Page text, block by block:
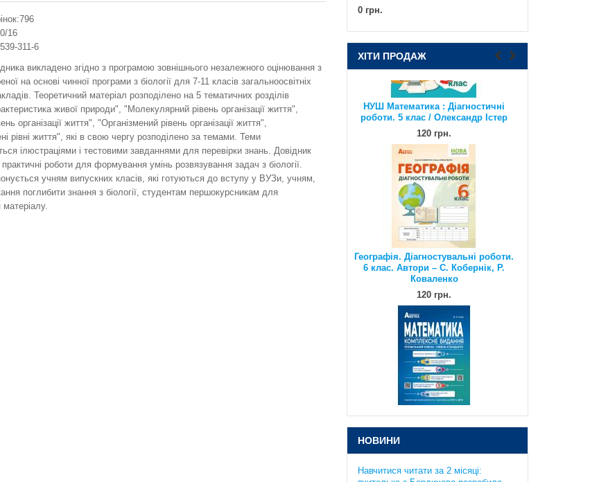
16
311-6
викладено згідно з програмою зовнішнього незалежного оцінювання з
на основі чинної програми з біології для 7-11 класів загальноосвітніх
Теоретичний матеріал розподілено на 5 тематичних розділів
живої природи", "Молекулярний рівень організації життя",
організації життя", "Організмений рівень організації життя",
рівні життя", які в свою чергу розподілено за темами. Теми
ілюстраціями і тестовими завданнями для перевірки знань. Довідник
роботи для формування умінь розвязування задач з біології.
учням випускних класів, які готуються до вступу у ВУЗи, учням,
поглибити знання з біології, студентам першокурсникам для
0 грн.
ХІТИ ПРОДАЖ
НУШ Математика : Діагностичні
роботи. 5 клас / Олександр Істер
120 грн.
Географія. Діагностувальні роботи.
6 клас. Автори – С. Кобернік, Р.
Коваленко
120 грн.
Математика. Комплексне видання.
Повний повторювальний курс,
підготовка до ЗНО та ДПА. Істер
О.С.
385 грн.
НОВИНИ
Навчитися читати за 2 місяці: